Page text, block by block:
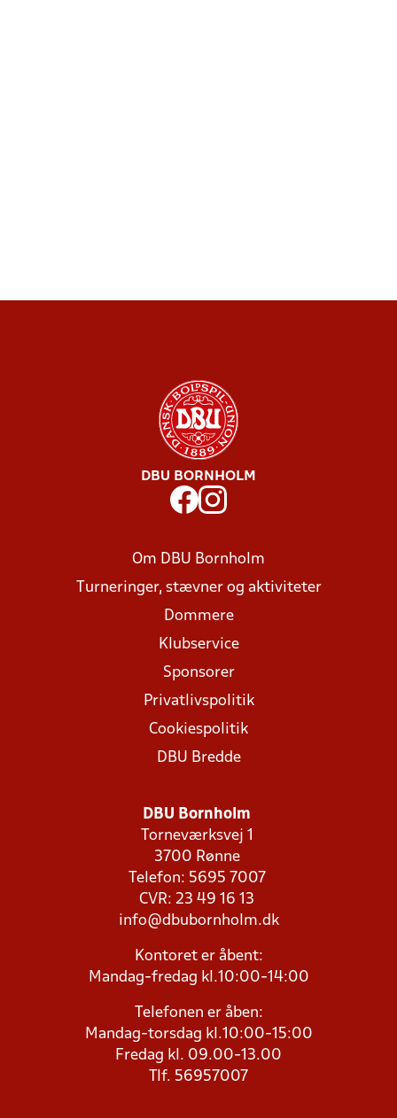
DBU BORNHOLM
Om DBU Bornholm
Turneringer, stævner og aktiviteter
Dommere
Klubservice
Sponsorer
Privatlivspolitik
Cookiespolitik
DBU Bredde
DBU Bornholm
Torneværksvej 1
3700 Rønne
Telefon: 5695 7007
CVR: 23 49 16 13
info@dbubornholm.dk
Kontoret er åbent:
Mandag-fredag kl.10:00-14:00
Telefonen er åben:
Mandag-torsdag kl.10:00-15:00
Fredag kl. 09.00-13.00
Tlf. 56957007